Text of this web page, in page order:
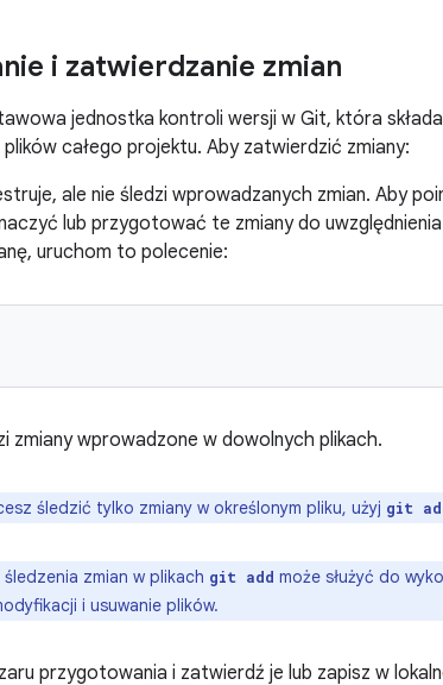
i zatwierdzanie zmian
jednostka kontroli wersji w Git, która
całego projektu. Aby zatwierdzić zmiany:
ale nie śledzi wprowadzanych zmian. Aby
lub przygotować te zmiany do
uruchom to polecenie:
zmiany wprowadzone w dowolnych plikach.
śledzić tylko zmiany w określonym pliku, użyj git
zmian w plikach git add może służyć do
i usuwanie plików.
przygotowania i zatwierdź je lub zapisz w